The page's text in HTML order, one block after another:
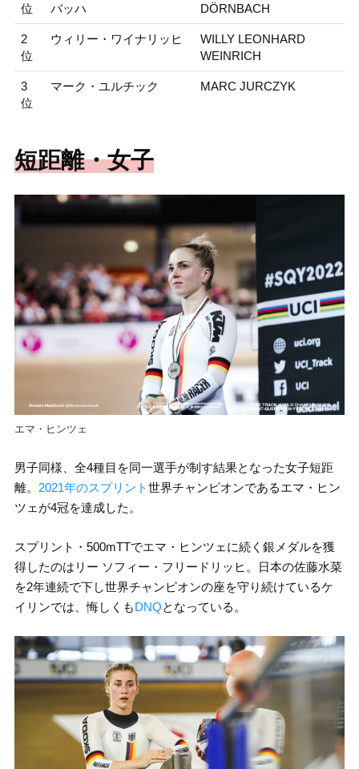
位
バッハ
DÖRNBACH
2
位
ウィリー・ワイナリッヒ
WILLY LEONHARD
WEINRICH
3
位
マーク・ユルチック MARC JURCZYK
短距離・女子
エマ・ヒンツェ
男子同様、全4種目を同一選手が制す結果となった女子短距
離。 2021年のスプリント世界チャンピオンであるエマ・ヒン
ツェが4冠を達成した。
スプリント・500mTTでエマ・ヒンツェに続く銀メダルを獲
得したのはリー ソフィー・フリードリッヒ。日本の佐藤水菜
を2年連続で下し世界チャンピオンの座を守り続けているケ
イリンでは、悔しくもDNQとなっている。